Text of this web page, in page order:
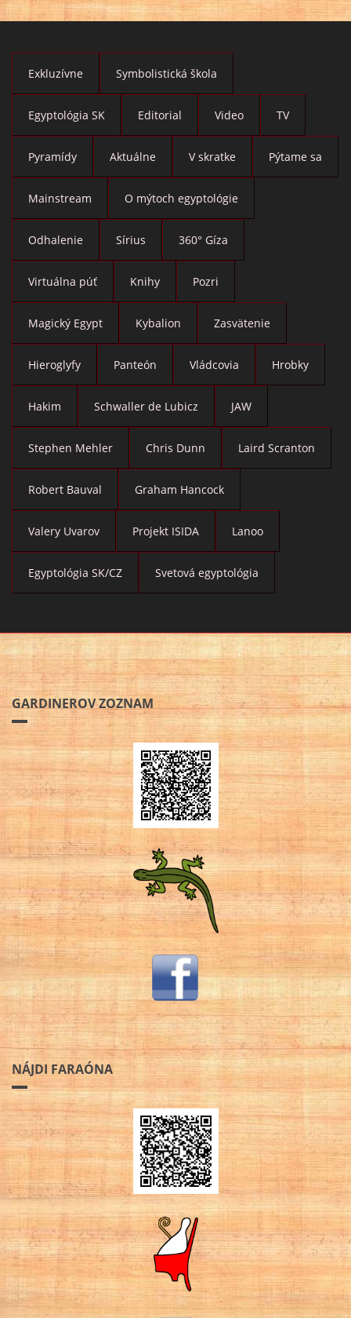
Exkluzívne Symbolistická škola
Egyptológia SK Editorial Video TV
Pyramídy Aktuálne V skratke Pýtame sa
Mainstream O mýtoch egyptológie
Odhalenie Sírius 360° Gíza
Virtuálna púť Knihy Pozri
Magický Egypt Kybalion Zasvätenie
Hieroglyfy Panteón Vládcovia Hrobky
Hakim Schwaller de Lubicz JAW
Stephen Mehler Chris Dunn Laird Scranton
Robert Bauval Graham Hancock
Valery Uvarov Projekt ISIDA Lanoo
Egyptológia SK/CZ Svetová egyptológia
GARDINEROV ZOZNAM
NÁJDI FARAÓNA